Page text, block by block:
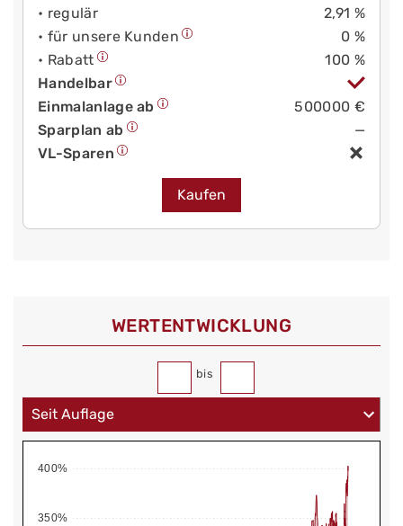
• regulär
2,91 %
• für unsere Kunden
0 %
• Rabatt
100 %
Handelbar
Einmalanlage ab
500000 €
Sparplan ab
—
VL-Sparen
Kaufen
WERT­ENTWICKLUNG
bis
350%
400%